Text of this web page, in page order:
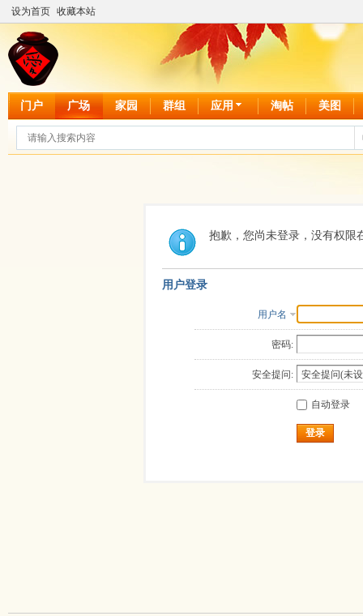
设为首页 收藏本站
门户 广场 家园 群组 应用 淘帖 美图
抱歉，您尚未登录，没有权限
用户登录
用户名
密码:
安全提问:
自动登录
登录